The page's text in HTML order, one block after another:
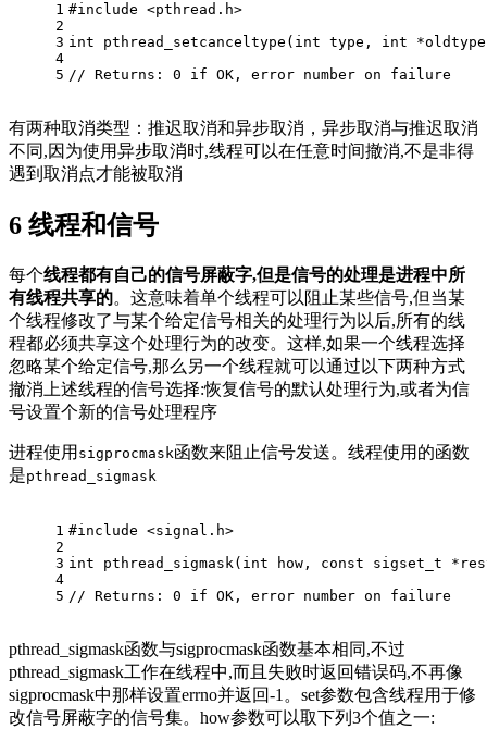
1
2
3
4
5
#include <pthread.h>
int
pthread_setcanceltype ( int type, int
// Returns: 0 if OK, error number on failure
有两种取消类型：推迟取消和异步取消，异步取消与推迟取消
不同,因为使用异步取消时,线程可以在任意时间撤消,不是非得
遇到取消点才能被取消
6 线程和信号
每个线程都有自己的信号屏蔽字,但是信号的处理是进程中所
有线程共享的。这意味着单个线程可以阻止某些信号,但当某
个线程修改了与某个给定信号相关的处理行为以后,所有的线
程都必须共享这个处理行为的改变。这样,如果一个线程选择
忽略某个给定信号,那么另一个线程就可以通过以下两种方式
撤消上述线程的信号选择:恢复信号的默认处理行为,或者为信
号设置个新的信号处理程序
进程使用 sigprocmask函数来阻止信号发送。线程使用的函数
是pthread_sigmask
1
2
3
4
5
#include <signal.h>
int
pthread_sigmask( int how, const sigset_t *
// Returns: 0 if OK, error number on failure
pthread_sigmask函数与sigprocmask函数基本相同,不过
pthread_sigmask工作在线程中,而且失败时返回错误码,不再像
sigprocmask中那样设置errno并返回-1。set参数包含线程用于修
改信号屏蔽字的信号集。how参数可以取下列3个值之一: